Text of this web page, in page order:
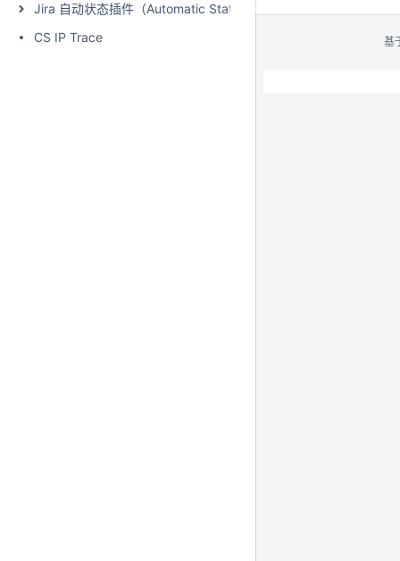
Jira 自动状态插件（Automatic Status for Jira）
CS IP Trace
基